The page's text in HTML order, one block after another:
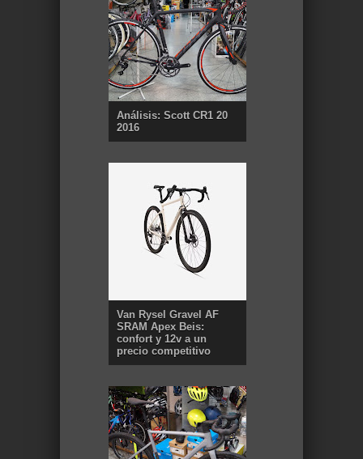
Análisis: Scott CR1 20
2016
Van Rysel Gravel AF
SRAM Apex Beis:
confort y 12v a un
precio competitivo